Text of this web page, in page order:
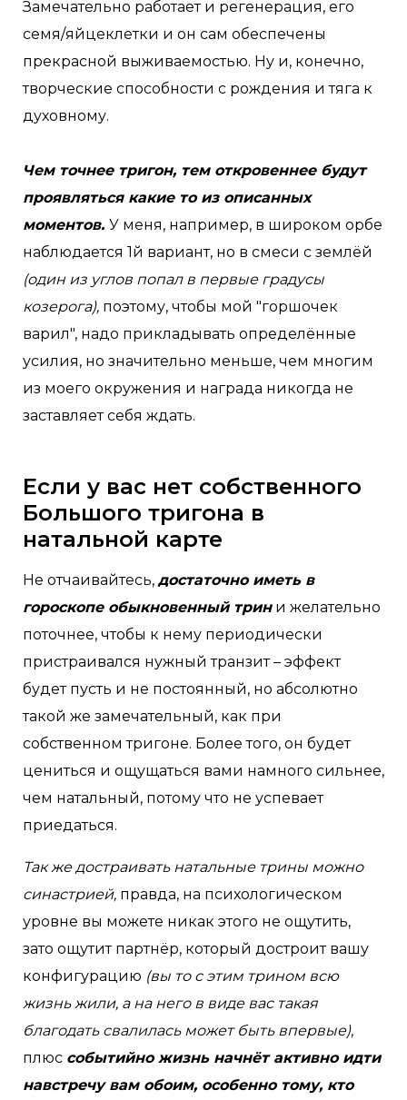
Замечательно работает и регенерация, его
семя/яйцеклетки и он сам обеспечены
прекрасной выживаемостью. Ну и, конечно,
творческие способности с рождения и тяга к
духовному.
Чем точнее тригон, тем откровеннее будут
проявляться какие то из описанных
моментов. У меня, например, в широком орбе
наблюдается 1й вариант, но в смеси с землёй
(один из углов попал в первые градусы
козерога), поэтому, чтобы мой "горшочек
варил", надо прикладывать определённые
усилия, но значительно меньше, чем многим
из моего окружения и награда никогда не
заставляет себя ждать.
Если у вас нет собственного
Большого тригона в
натальной карте
Не отчаивайтесь, достаточно иметь в
гороскопе обыкновенный трини желательно
поточнее, чтобы к нему периодически
пристраивался нужный транзит – эффект
будет пусть и не постоянный, но абсолютно
такой же замечательный, как при
собственном тригоне. Более того, он будет
цениться и ощущаться вами намного сильнее,
чем натальный, потому что не успевает
приедаться.
Так же достраивать натальные трины можно
синастрией, правда, на психологическом
уровне вы можете никак этого не ощутить,
зато ощутит партнёр, который достроит вашу
конфигурацию (вы то с этим трином всю
жизнь жили, а на него в виде вас такая
благодать свалилась может быть впервые),
плюс событийно жизнь начнёт активно идти
навстречу вам обоим, особенно тому, кто